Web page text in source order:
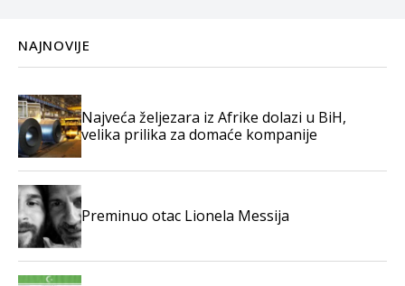
NAJNOVIJE
Najveća željezara iz Afrike dolazi u BiH,
velika prilika za domaće kompanije
Preminuo otac Lionela Messija